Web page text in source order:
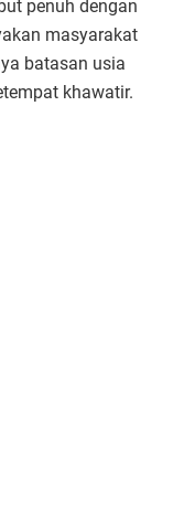
penuh dengan
masyarakat
batasan usia
khawatir.